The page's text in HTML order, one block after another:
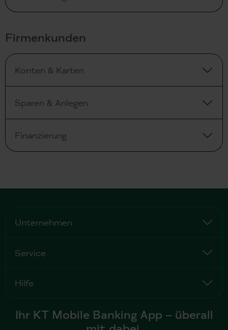
Firmenkunden
Konten & Karten
Sparen & Anlegen
Finanzierung
Ihr KT Mobile Banking App – überall
mit dabei.
Unternehmen
Service
Hilfe